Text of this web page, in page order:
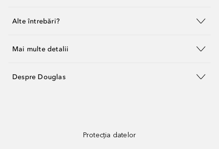
Alte întrebări?
Mai multe detalii
Despre Douglas
Protecția datelor